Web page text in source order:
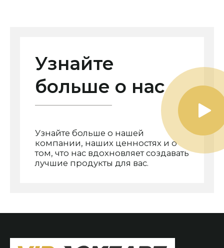
Узнайте
больше о нас
Узнайте больше о нашей
компании, наших ценностях и о
том, что нас вдохновляет создавать
лучшие продукты для вас.